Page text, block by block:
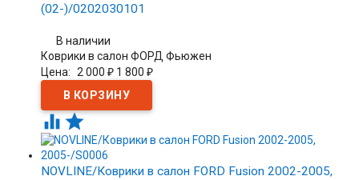
(02-)/0202030101
В наличии
Коврики в салон ФОРД Фьюжен
Цена: 2 000 ₽ 1 800 ₽
 
NOVLINE/Коврики в салон FORD Fusion 2002-2005,